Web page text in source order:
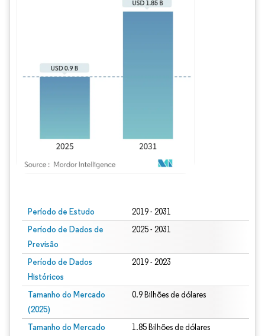
Período de Estudo 2019 - 2031
Período de Dados de
Previsão
2025 - 2031
Período de Dados
Históricos
2019 - 2023
Tamanho do Mercado
(2025)
0.9 Bilhões de dólares
Tamanho do Mercado
1.85 Bilhões de dólares